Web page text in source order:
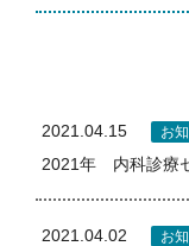
2021.04.15 お
2021年 内科診療
2021.04.02 お